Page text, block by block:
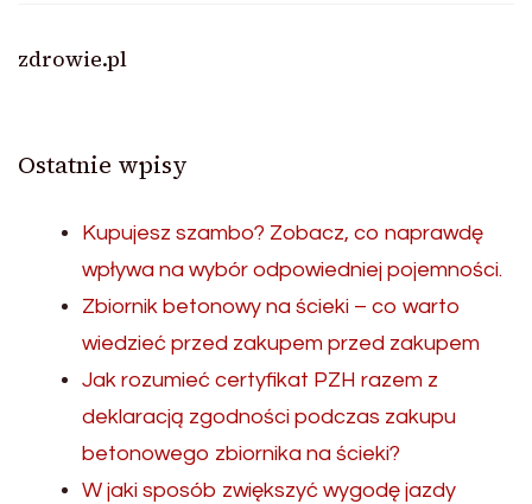
zdrowie.pl
Ostatnie wpisy
Kupujesz szambo? Zobacz, co naprawdę
wpływa na wybór odpowiedniej pojemności.
Zbiornik betonowy na ścieki – co warto
wiedzieć przed zakupem przed zakupem
Jak rozumieć certyfikat PZH razem z
deklaracją zgodności podczas zakupu
betonowego zbiornika na ścieki?
W jaki sposób zwiększyć wygodę jazdy